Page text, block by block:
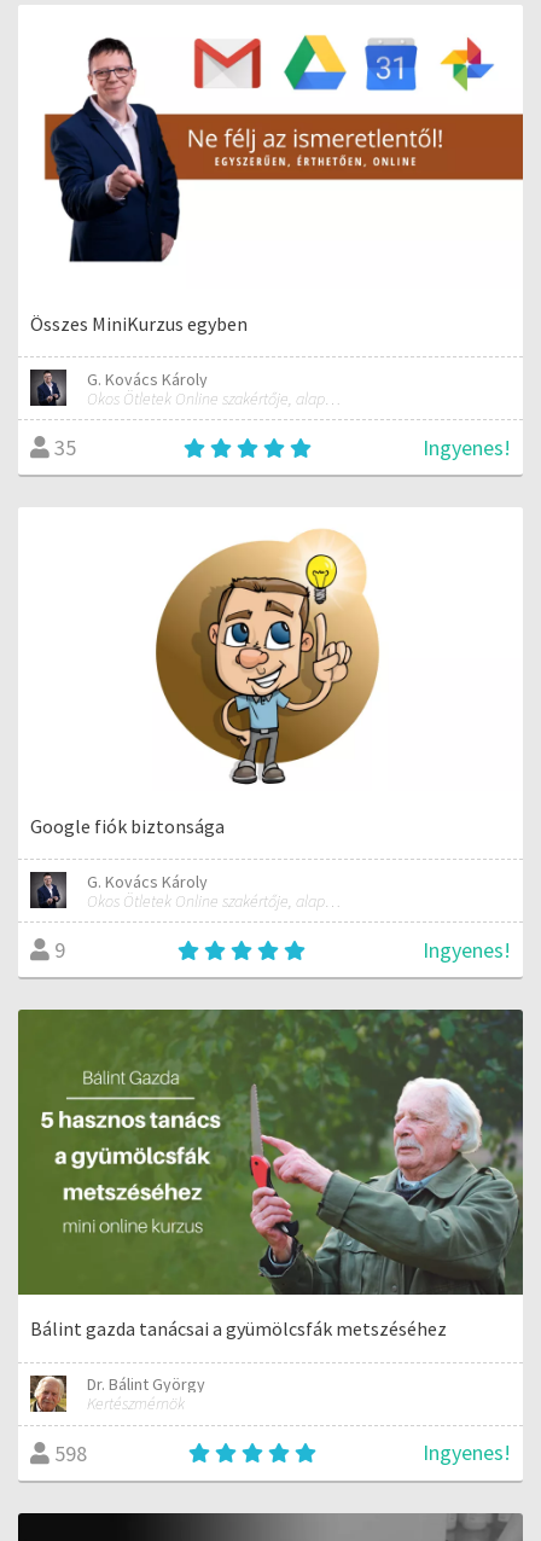
Összes MiniKurzus egyben
G. Kovács Károly
Okos Ötletek Online szakértője, alapítója
35 Ingyenes!
Google fiók biztonsága
G. Kovács Károly
Okos Ötletek Online szakértője, alapítója
9 Ingyenes!
Bálint gazda tanácsai a gyümölcsfák metszéséhez
Dr. Bálint György
Kertészmérnök
598 Ingyenes!